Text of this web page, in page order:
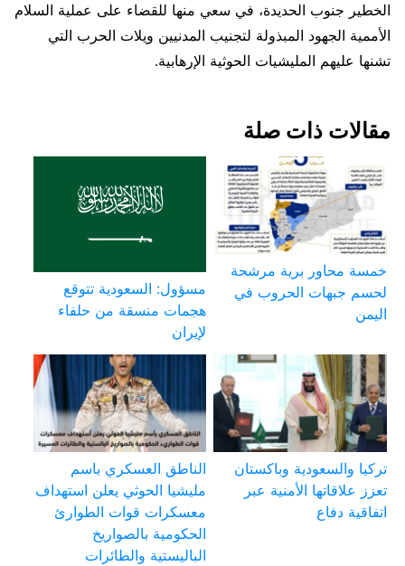
الخطير جنوب الحديدة، في سعي منها للقضاء على عملية السلام
الأممية الجهود المبذولة لتجنيب المدنيين ويلات الحرب التي
تشنها عليهم المليشيات الحوثية الإرهابية.
مقالات ذات صلة
خمسة محاور برية مرشحة
لحسم جبهات الحروب في
اليمن
مسؤول: السعودية تتوقع
هجمات منسقة من حلفاء
لإيران
تركيا والسعودية وباكستان
تعزز علاقاتها الأمنية عبر
اتفاقية دفاع
الناطق العسكري باسم
مليشيا الحوثي يعلن استهداف
معسكرات قوات الطوارئ
الحكومية بالصواريخ
الباليستية والطائرات